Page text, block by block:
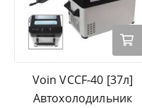
Voin VCCF-40 [37л]
Автохолодильник